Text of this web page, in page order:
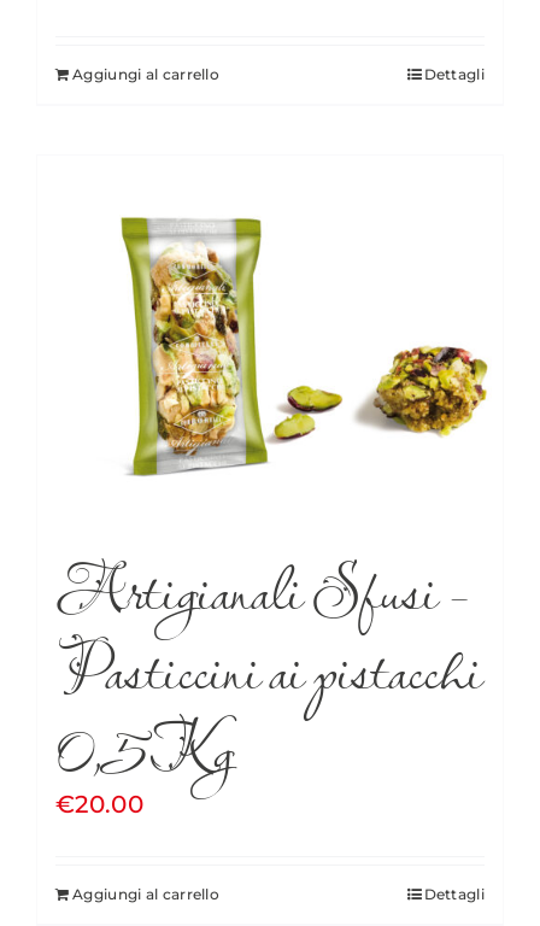
Aggiungi al carrello Dettagli
Artigianali Sfusi –
Pasticcini ai pistacchi
0,5Kg
€20.00
Aggiungi al carrello Dettagli